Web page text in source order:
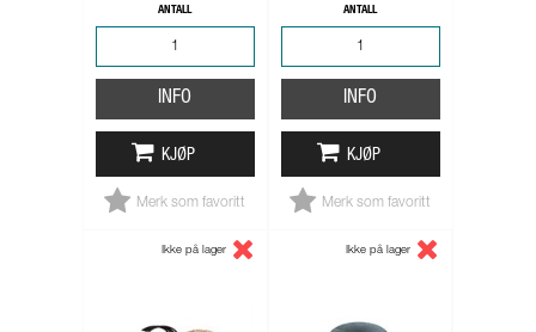
ANTALL
INFO
KJØP
Merk som favoritt
ANTALL
INFO
KJØP
Merk som favoritt
Ikke på lager Ikke på lager